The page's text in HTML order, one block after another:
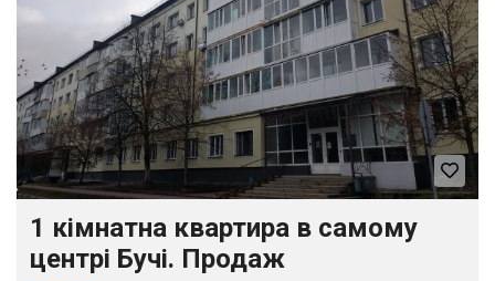
1 кімнатна квартира в самому
центрі Бучі. Продаж